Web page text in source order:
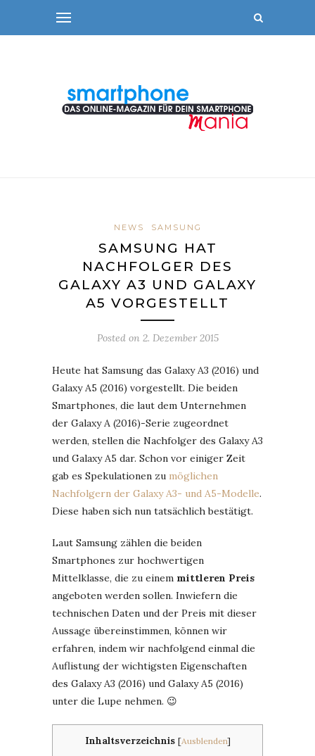
NEWS SAMSUNG
SAMSUNG HAT
NACHFOLGER DES
GALAXY A3 UND GALAXY
A5 VORGESTELLT
Posted on 2. Dezember 2015
Heute hat Samsung das Galaxy A3 (2016) und
Galaxy A5 (2016) vorgestellt. Die beiden
Smartphones, die laut dem Unternehmen
der Galaxy A (2016)-Serie zugeordnet
werden, stellen die Nachfolger des Galaxy A3
und Galaxy A5 dar. Schon vor einiger Zeit
gab es Spekulationen zu möglichen
Nachfolgern der Galaxy A3- und A5-Modelle.
Diese haben sich nun tatsächlich bestätigt.
Laut Samsung zählen die beiden
Smartphones zur hochwertigen
Mittelklasse, die zu einem mittleren Preis
angeboten werden sollen. Inwiefern die
technischen Daten und der Preis mit dieser
Aussage übereinstimmen, können wir
erfahren, indem wir nachfolgend einmal die
Auflistung der wichtigsten Eigenschaften
des Galaxy A3 (2016) und Galaxy A5 (2016)
unter die Lupe nehmen. 😉
Inhaltsverzeichnis [Ausblenden]